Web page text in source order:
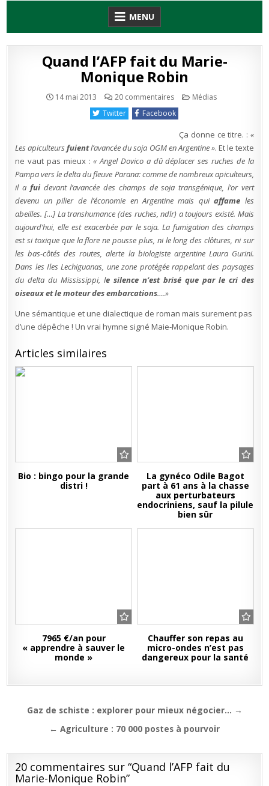
MENU
Quand l’AFP fait du Marie-
Monique Robin
14 mai 2013 20 commentairessur
l’AFP
fait
Marie-
Monique
Robin
Publié
Médias
Twitter
Facebook
Ça donne ce titre. : «
Les apiculteursfuientl’avancée du soja OGM en Argentine ». Et le texte
ne vaut pas mieux :« Angel Dovico a dû déplacer ses ruches de la
Pampa vers le delta du fleuve Parana: comme de nombreux apiculteurs,
il a fuidevant l’avancée des champs de soja transgénique, l’or vert
devenu un pilier de l’économie en Argentine mais quiaffame les
abeilles. […] La transhumance (des ruches, ndlr) a toujours existé. Mais
aujourd’hui, elle est exacerbée par le soja. La fumigation des champs
est si toxique que la flore ne pousse plus, ni le long des clôtures, ni sur
les bas-côtés des routes, alerte la biologiste argentine Laura Gurini.
Dans les Iles Lechiguanas, une zone protégée rappelant des paysages
du delta du Mississippi, le silence n’est brisé que par le cri des
oiseaux et le moteur des embarcations….»
Une sémantique et une dialectique de roman mais surement pas
d’une dépêche ! Un vrai hymne signé Maie-Monique Robin.
Articles similaires
Bio : bingo pour la grande
distri !
La gynéco Odile Bagot
part à 61 ans à la chasse
aux perturbateurs
endocriniens, sauf la pilule
bien sûr
7965 €/an pour
« apprendre à sauver le
monde »
Chauffer son repas au
micro-ondes n’est pas
dangereux pour la santé
Navigation
Gaz de schiste : explorer pour mieux négocier… →
← Agriculture : 70 000 postes à pourvoir
20 commentaires sur “Quand l’AFP fait du
Marie-Monique Robin”